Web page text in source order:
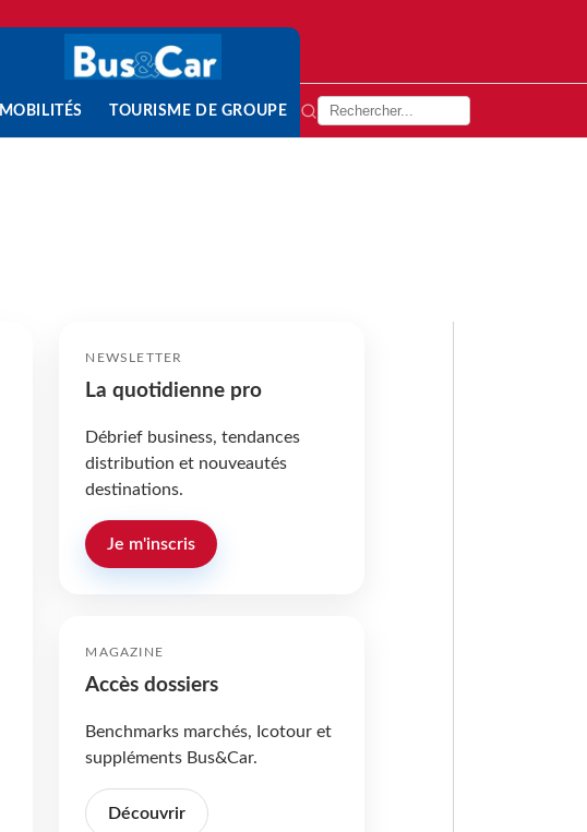
MOBILITÉS TOURISME DE GROUPE
NEWSLETTER
La quotidienne pro
Débrief business, tendances
distribution et nouveautés
destinations.
Je m'inscris
MAGAZINE
Accès dossiers
Benchmarks marchés, Icotour et
suppléments Bus&Car.
Découvrir